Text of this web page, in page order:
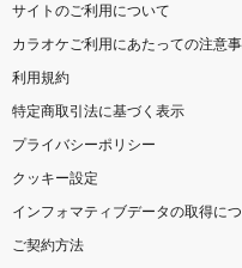
サイトのご利用について
カラオケご利用にあたっての注意
利用規約
特定商取引法に基づく表示
プライバシーポリシー
クッキー設定
インフォマティブデータの取得に
ご契約方法